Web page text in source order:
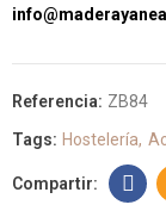
Referencia: ZB84
Tags: Hostelería